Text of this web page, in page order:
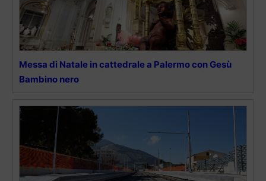
Messa di Natale in cattedrale a Palermo con Gesù
Bambino nero